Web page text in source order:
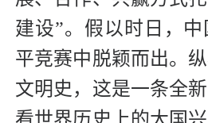
建设”。假以时日，
平竞赛中脱颖而出。
文明史，这是一条全